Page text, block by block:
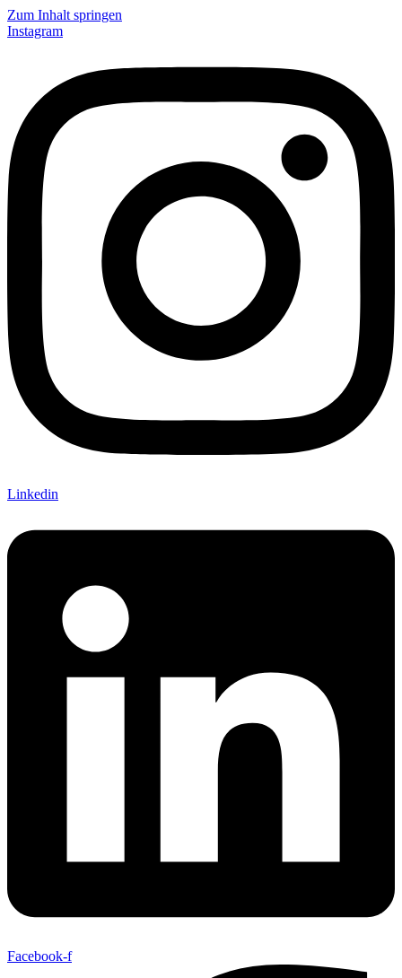
Zum Inhalt springen
Instagram
Linkedin
Facebook-f